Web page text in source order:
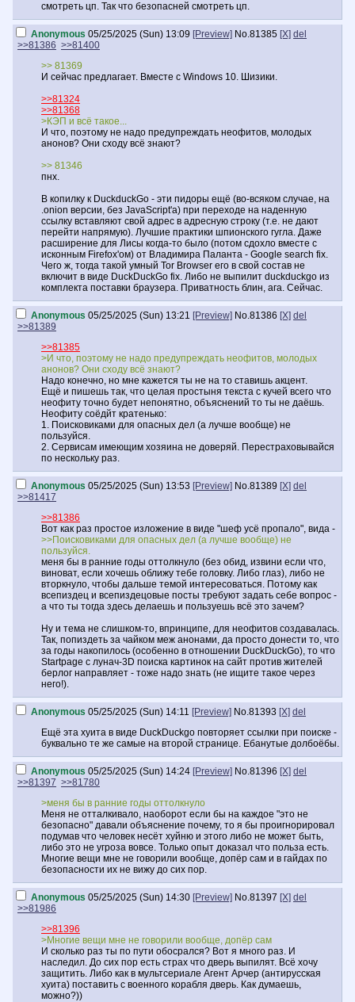
смотреть цп. Так что безопасней смотреть цп.
Anonymous 05/25/2025 (Sun) 13:09 [Preview] No.81385 [X] del
>>81386 >>81400
>> 81369
И сейчас предлагает. Вместе с Windows 10. Шизики.
>>81324
>>81368
>КЭП и всё такое...
И что, поэтому не надо предупреждать неофитов, молодых
анонов? Они сходу всё знают?
>> 81346
пнх.
В копилку к DuckduckGo - эти пидоры ещё (во-всяком случае, на
.onion версии, без JavaScript'а) при переходе на наденную
ссылку вставляют свой адрес в адресную строку (т.е. не дают
перейти напрямую). Лучшие практики шпионского гугла. Даже
расширение для Лисы когда-то было (потом сдохло вместе с
исконным Firefox'ом) от Владимира Паланта - Google search fix.
Чего ж, тогда такой умный Tor Browser его в свой состав не
включит в виде DuckDuckGo fix. Либо не выпилит duckduckgo из
комплекта поставки браузера. Приватность блин, ага. Сейчас.
Anonymous 05/25/2025 (Sun) 13:21 [Preview] No.81386 [X] del
>>81389
>>81385
>И что, поэтому не надо предупреждать неофитов, молодых
анонов? Они сходу всё знают?
Надо конечно, но мне кажется ты не на то ставишь акцент.
Ещё и пишешь так, что целая простыня текста с кучей всего что
неофиту точно будет непонятно, объяснений то ты не даёшь.
Неофиту соёдйт кратенько:
1. Поисковиками для опасных дел (а лучше вообще) не
пользуйся.
2. Сервисам имеющим хозяина не доверяй. Перестраховывайся
по нескольку раз.
Anonymous 05/25/2025 (Sun) 13:53 [Preview] No.81389 [X] del
>>81417
>>81386
Вот как раз простое изложение в виде "шеф усё пропало", вида -
>>Поисковиками для опасных дел (а лучше вообще) не
пользуйся.
меня бы в ранние годы оттолкнуло (без обид, извини если что,
виноват, если хочешь оближу тебе головку. Либо глаз), либо не
вторкнуло, чтобы дальше темой интересоваться. Потому как
всепиздец и всепиздецовые посты требуют задать себе вопрос -
а что ты тогда здесь делаешь и пользуешь всё это зачем?
Ну и тема не слишком-то, впринципе, для неофитов создавалась.
Так, попиздеть за чайком меж анонами, да просто донести то, что
за годы накопилось (особенно в отношении DuckDuckGo), то что
Startpage с лунач-3D поиска картинок на сайт против жителей
берлог направляет - тоже надо знать (не ищите такое через
него!).
Anonymous 05/25/2025 (Sun) 14:11 [Preview] No.81393 [X] del
Ещё эта хуита в виде DuckDuckgo повторяет ссылки при поиске -
буквально те же самые на второй странице. Ебанутые долбоёбы.
Anonymous 05/25/2025 (Sun) 14:24 [Preview] No.81396 [X] del
>>81397 >>81780
>меня бы в ранние годы оттолкнуло
Меня не отталкивало, наоборот если бы на каждое "это не
безопасно" давали объяснение почему, то я бы проигнорировал
подумав что человек несёт хуйню и этого либо не может быть,
либо это не угроза вовсе. Только опыт доказал что польза есть.
Многие вещи мне не говорили вообще, допёр сам и в гайдах по
безопасности их не вижу до сих пор.
Anonymous 05/25/2025 (Sun) 14:30 [Preview] No.81397 [X] del
>>81986
>>81396
>Многие вещи мне не говорили вообще, допёр сам
И сколько раз ты по пути обосрался? Вот я много раз. И
наследил. До сих пор есть страх что дверь выпилят. Всё хочу
защитить. Либо как в мультсериале Агент Арчер (антирусская
хуита) поставить с военного корабля дверь. Как думаешь,
можно?))